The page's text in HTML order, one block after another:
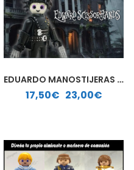
EDUARDO MANOSTIJERAS | PLAYMOBIL PERSONALIZADO
17,50€ 23,00€
Rango de precios: desde 17,50€ hasta 23,00€